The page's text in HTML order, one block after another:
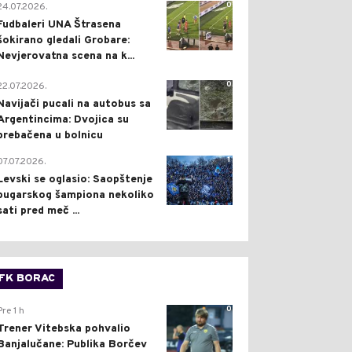
0
UNA Štrasena
gledali Grobare:
scena na k...
0
pucali na autobus sa
Dvojica su
u bolnicu
1
se oglasio: Saopštenje
šampiona nekoliko
pred meč ...
FK BORAC
0
1 h
Vitebska pohvalio
Publika Borčev